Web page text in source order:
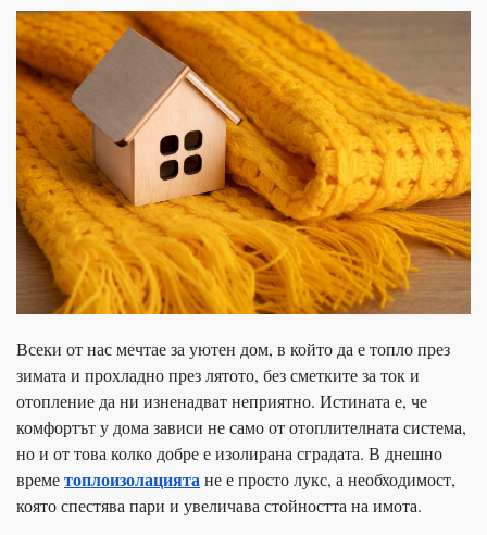
Всеки от нас мечтае за уютен дом, в който да е топло през
зимата и прохладно през лятото, без сметките за ток и
отопление да ни изненадват неприятно. Истината е, че
комфортът у дома зависи не само от отоплителната система,
но и от това колко добре е изолирана сградата. В днешно
времетоплоизолациятане е просто лукс, а необходимост,
която спестява пари и увеличава стойността на имота.